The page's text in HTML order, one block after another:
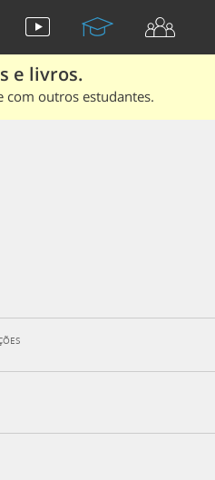
e livros.
com outros estudantes.